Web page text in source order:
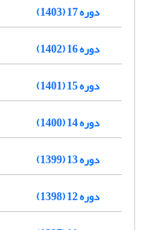
دوره 17 (1403)
دوره 16 (1402)
دوره 15 (1401)
دوره 14 (1400)
دوره 13 (1399)
دوره 12 (1398)